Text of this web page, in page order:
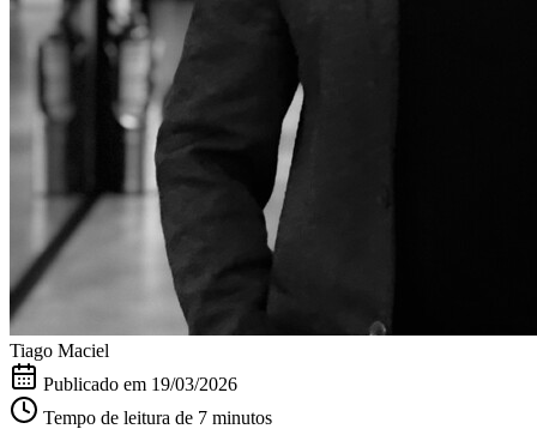
Tiago Maciel
Publicado em 19/03/2026
Tempo de leitura de 7 minutos